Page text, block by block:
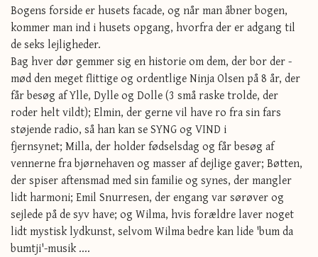
Bogens forside er husets facade, og når man åbner bogen,
kommer man ind i husets opgang, hvorfra der er adgang til
de seks lejligheder.
Bag hver dør gemmer sig en historie om dem, der bor der -
mød den meget flittige og ordentlige Ninja Olsen på 8 år, der
får besøg af Ylle, Dylle og Dolle (3 små raske trolde, der
roder helt vildt); Elmin, der gerne vil have ro fra sin fars
støjende radio, så han kan se SYNG og VIND i
fjernsynet; Milla, der holder fødselsdag og får besøg af
vennerne fra bjørnehaven og masser af dejlige gaver; Bøtten,
der spiser aftensmad med sin familie og synes, der mangler
lidt harmoni; Emil Snurresen, der engang var sørøver og
sejlede på de syv have; og Wilma, hvis forældre laver noget
lidt mystisk lydkunst, selvom Wilma bedre kan lide 'bum da
bumtji'-musik ....